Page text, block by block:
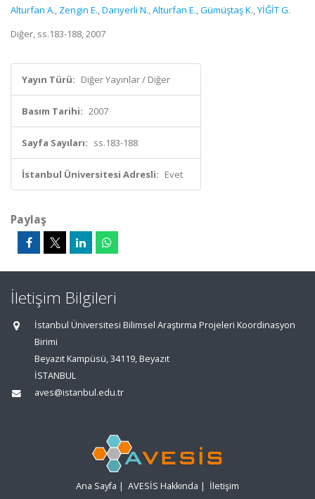
Alturfan A., Zengin E.,Darıyerli N.,Alturfan E.,Gümüştaş K.,YİĞİT G.
Diğer, ss.183-188, 2007
Yayın Türü: Diğer Yayınlar / Diğer
Basım Tarihi: 2007
Sayfa Sayıları: ss.183-188
İstanbul Üniversitesi Adresli: Evet
Paylaş
İletişim Bilgileri
İstanbul Üniversitesi Bilimsel Araştırma Projeleri Koordinasyon
Birimi
Beyazıt Kampüsü, 34119, Beyazıt
İSTANBUL
aves@istanbul.edu.tr
Ana Sayfa | AVESİS Hakkında | İletişim